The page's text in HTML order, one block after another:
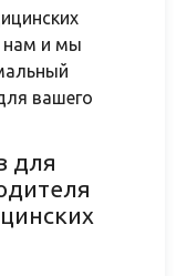
нам и мы
вашего
для